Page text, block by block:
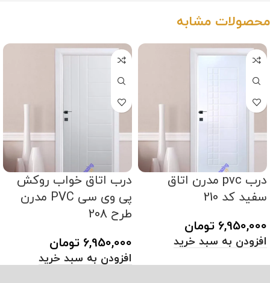
محصولات مشابه
درب pvc مدرن اتاق
سفید کد 210
6,950,000 تومان
افزودن به سبد خرید
درب اتاق خواب روکش
پی وی سی PVC مدرن
طرح 208
6,950,000 تومان
افزودن به سبد خرید